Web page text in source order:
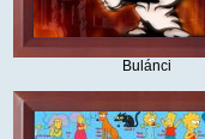
Bulánci